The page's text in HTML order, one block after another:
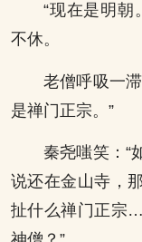
“现在是明朝
不休。
老僧呼吸一
是禅门正宗。”
秦尧嗤笑：“
说还在金山寺，
扯什么禅门正宗